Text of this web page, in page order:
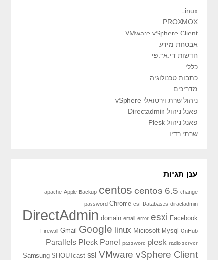
Linux
PROXMOX
VMware vSphere Client
אבטחת מידע
חדשות די.אר.פי
כללי
כתבות טכנולוגיה
מדריכים
ניהול שרת וירטואלי vSphere
פאנל ניהול Directadmin
פאנל ניהול Plesk
שרתי רדיו
ענן תגיות
apache Apple Backup centos centos 6.5 change
password Chrome csf Databases diractadmin
DirectAdmin domain email error esxi Facebook
Firewall Gmail Google linux Microsoft Mysql OnHub
Parallels Plesk Panel password plesk radio server
Samsung SHOUTcast ssl VMware vSphere Client